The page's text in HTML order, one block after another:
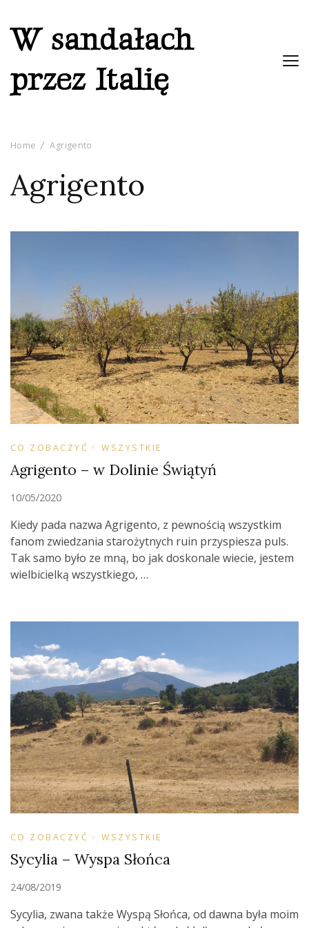
W sandałach
przez Italię
Home Agrigento
Agrigento
CO ZOBACZYĆ WSZYSTKIE
Agrigento – w Dolinie Świątyń
10/05/2020
Kiedy pada nazwa Agrigento, z pewnością wszystkim
fanom zwiedzania starożytnych ruin przyspiesza puls.
Tak samo było ze mną, bo jak doskonale wiecie, jestem
wielbicielką wszystkiego, …
CO ZOBACZYĆ WSZYSTKIE
Sycylia – Wyspa Słońca
24/08/2019
Sycylia, zwana także Wyspą Słońca, od dawna była moim